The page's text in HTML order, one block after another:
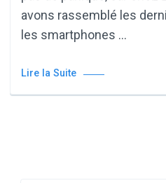
avons rassemblé les
les smartphones …
Lire la Suite